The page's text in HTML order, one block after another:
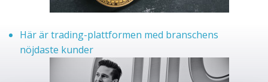
Här är trading-plattformen med branschens
nöjdaste kunder